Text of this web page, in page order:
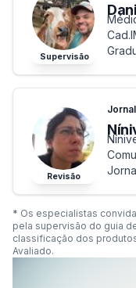
Supervisão
Revisão
com
Já
* Os especialistas
pela supervisão do guia
classificação dos
Avaliado.